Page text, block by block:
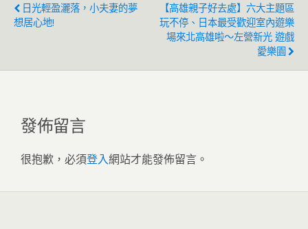
日光輕盈灑落，小夫妻的夢
想居心地!
【高雄親子好去處】六大主題區
玩不停、日本最受歡迎室內遊樂
場來北高雄啦～左營新光 遊戲
愛樂園
發佈留言
很抱歉，必須登入網站才能發佈留言。